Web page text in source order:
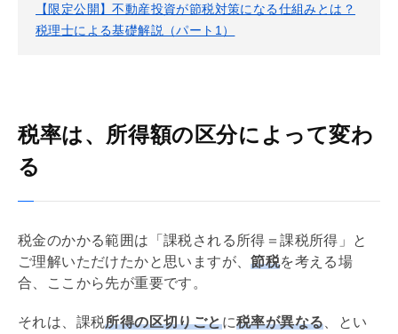
【限定公開】不動産投資が節税対策になる仕組みとは？
税理士による基礎解説（パート1）
税率は、所得額の区分によって変わ
る
税金のかかる範囲は「課税される所得＝課税所得」と
ご理解いただけたかと思いますが、節税を考える場
合、ここから先が重要です。
それは、課税所得の区切りごとに税率が異なる 、とい